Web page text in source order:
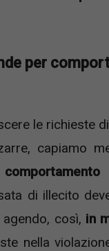
per
le richieste
capiamo
di illecito
così, in
nella